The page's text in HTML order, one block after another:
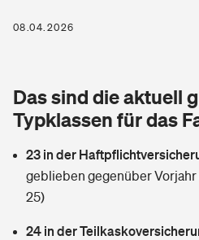
Zur Übersicht
Tools
Wer versichert was: Jetzt
Sie haben Fragen?
Glasversicherung
Mietkautionsversicherung
Restkreditversicherung
Kinderunfall­ver­si­che­rung
Kinderinvalidität
Private Krankenversicherung
Dread-Disease-Versicherung
Tierkrankenversicherung
Zur Übersicht
08.04.2026
Das sind die aktuell
Typklassen für das
23 in der
geblieben gegenüber Vorjahr
25)
24 in der